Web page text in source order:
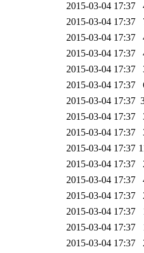
2015-03-04 17:37
2015-03-04 17:37
2015-03-04 17:37
2015-03-04 17:37
2015-03-04 17:37
2015-03-04 17:37
2015-03-04 17:37
2015-03-04 17:37
2015-03-04 17:37
2015-03-04 17:37
2015-03-04 17:37
2015-03-04 17:37
2015-03-04 17:37
2015-03-04 17:37
2015-03-04 17:37
2015-03-04 17:37